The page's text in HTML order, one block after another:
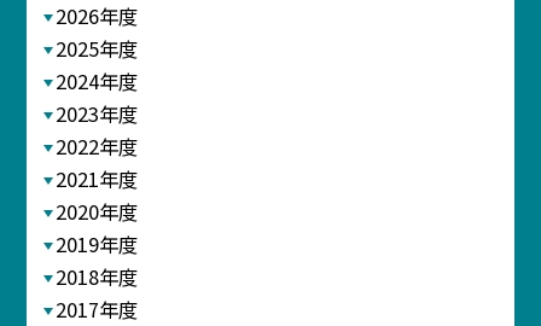
2026年度
2025年度
2024年度
2023年度
2022年度
2021年度
2020年度
2019年度
2018年度
2017年度